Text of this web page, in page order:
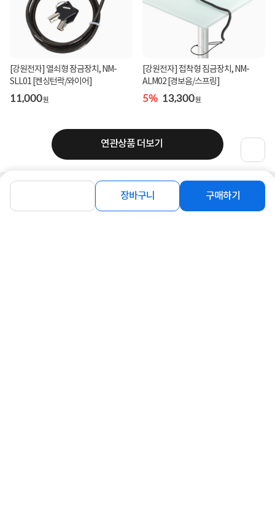
장바구니 구매하기
[강원전자] 열쇠형 잠금장치, NM-
SLL01 [켄싱턴락/와이어]
11,000원
[강원전자] 접착형 짐금장치, NM-
ALM02 [경보음/스프링]
5% 13,300원
연관상품 더보기
같은 브랜드의 인기상품이에요